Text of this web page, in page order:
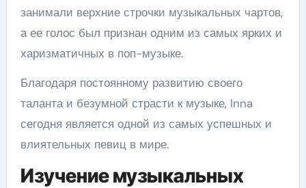
занимали верхние строчки музыкальных чартов,
а ее голос был признан одним из самых ярких и
харизматичных в поп-музыке.
Благодаря постоянному развитию своего
таланта и безумной страсти к музыке, Inna
сегодня является одной из самых успешных и
влиятельных певиц в мире.
Изучение музыкальных